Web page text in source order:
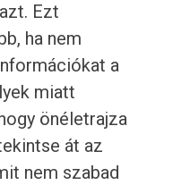
Ezt
ha nem
a
miatt
önéletrajza
át az
nem szabad